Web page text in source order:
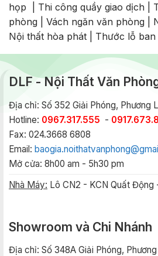
họp
Thi công quầy giao dịch
phòng
Vách ngăn văn phòng
Nội thất hòa phát
Thước lỗ ban
DLF - Nội Thất Văn
Địa chỉ: Số 352 Giải Phóng, Phương
Hotline: 0967.317.555 -
Fax: 024.3668 6808
Email:
Mở cửa: 8h00 am - 5h30 pm
Nhà Máy: Lô CN2 - KCN Quất Động
Showroom và Chi Nhánh
Địa chỉ: Số 348A Giải Phóng,